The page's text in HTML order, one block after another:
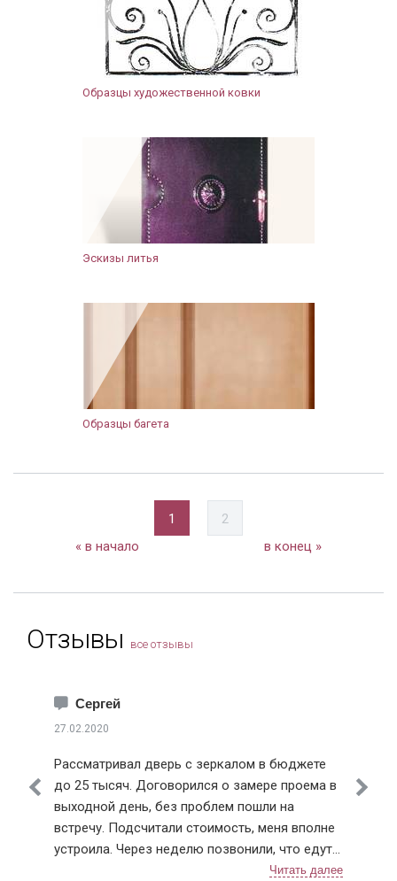
Образцы художественной ковки
Эскизы литья
Образцы багета
1
2
« в начало
в конец »
Отзывы все отзывы
Сергей
27.02.2020
Рассматривал дверь с зеркалом в бюджете
до 25 тысяч. Договорился о замере проема в
выходной день, без проблем пошли на
встречу. Подсчитали стоимость, меня вполне
устроила. Через неделю позвонили, что едут с
дверью ко мне, даже немного раньше